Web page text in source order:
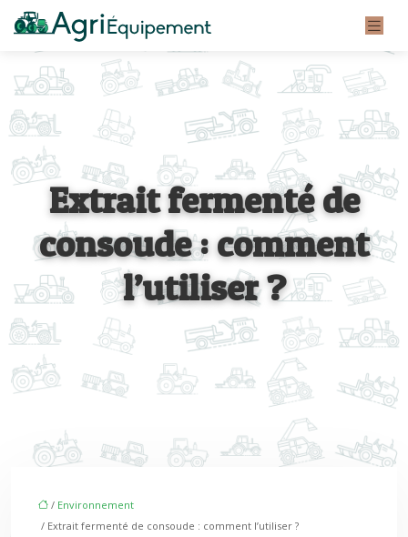
Extrait fermenté de
consoude : comment
l’utiliser ?
/ Environnement
/ Extrait fermenté de consoude : comment l’utiliser ?